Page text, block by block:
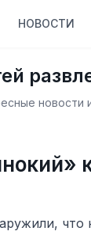
НОВОСТИ
новости
что